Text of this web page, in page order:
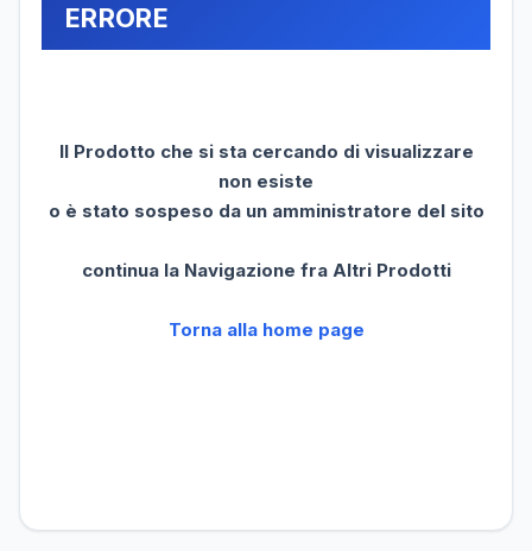
ERRORE
Il Prodotto che si sta cercando di visualizzare
non esiste
o è stato sospeso da un amministratore del sito
continua la Navigazione fra Altri Prodotti
Torna alla home page